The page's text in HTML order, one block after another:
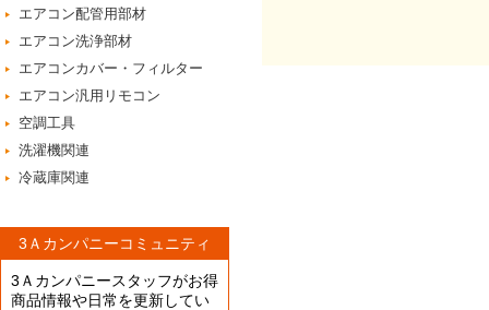
エアコン配管用部材
エアコン洗浄部材
エアコンカバー・フィルター
エアコン汎用リモコン
空調工具
洗濯機関連
冷蔵庫関連
3Ａカンパニーコミュニティ
3Ａカンパニースタッフがお得
商品情報や日常を更新してい